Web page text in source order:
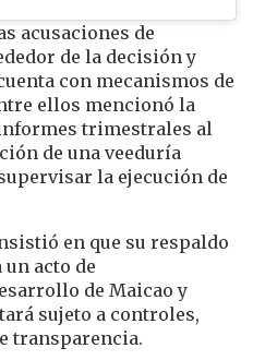
acusaciones de
de la decisión y
con mecanismos de
ellos mencionó la
trimestrales al
de una veeduría
la ejecución de
en que su respaldo
acto de
de Maicao y
sujeto a controles,
transparencia.